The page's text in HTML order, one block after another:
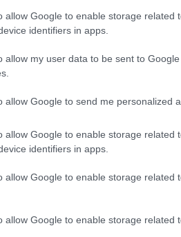
allow Google to enable storage related
identifiers in apps.
allow my user data to be sent to
allow Google to send me personalized
allow Google to enable storage related
identifiers in apps.
allow Google to enable storage related
allow Google to enable storage related
analizzando
generazioni
GenZ: Social,
il loro tempo libero.
le attività quotidiane
Questo talk offrirà uno
passioni e i loro interessi,
al consumo e al